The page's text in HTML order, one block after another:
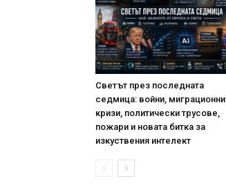
Светът през последната
седмица: войни, миграционни
кризи, политически трусове,
пожари и новата битка за
изкуствения интелект